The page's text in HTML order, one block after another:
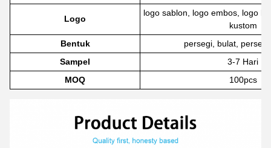
Logo
logo sablon, logo embos, logo
kustom
Bentuk
persegi, bulat,
Sampel
3-7 Hari
MOQ
100pcs